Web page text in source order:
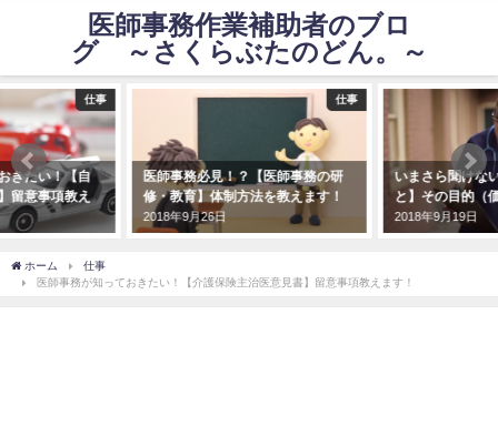
医師事務作業補助者のブロ
グ ～さくらぶたのどん。～
仕事
い！【自
事項教え
医師事務必見！？【医師事務の研
修・教育】体制方法を教えます！
2018年9月26日
いまさら聞けない！
と】その目的（価値
2018年9月19日
ホーム
仕事
医師事務が知っておきたい！【介護保険主治医意見書】留意事項教えます！